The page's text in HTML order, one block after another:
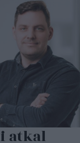
atkal